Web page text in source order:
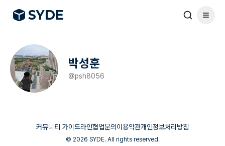
SYDE
박성훈
@psh8056
커뮤니티 가이드라인협업문의 이용약관개인정보처리방침
© 2026 SYDE. All rights reserved.